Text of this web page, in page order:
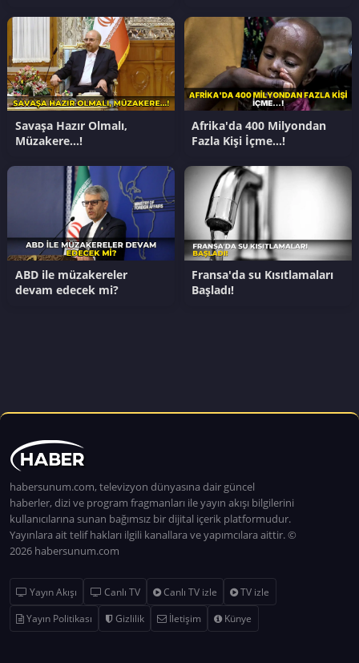
Savaşa Hazır Olmalı,
Müzakere…!
Afrika'da 400 Milyondan
Fazla Kişi İçme…!
ABD ile müzakereler
devam edecek mi?
Fransa'da su Kısıtlamaları
Başladı!
habersunum.com, televizyon dünyasına dair güncel
haberler, dizi ve program fragmanları ile yayın akışı bilgilerini
kullanıcılarına sunan bağımsız bir dijital içerik platformudur.
Yayınlara ait telif hakları ilgili kanallara ve yapımcılara aittir. ©
2026 habersunum.com
Yayın Akışı Canlı TV Canlı TV izle
TV izle
Yayın Politikası
Gizlilik İletişim Künye